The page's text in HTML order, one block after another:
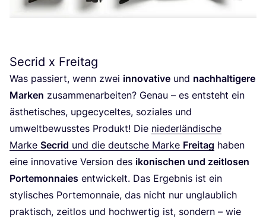
Secrid x Freitag
Was pas­siert, wenn zwei inno­va­ti­ve und nach­hal­ti­ge­re
Mar­ken zusam­men­ar­bei­ten? Genau – es ent­steht ein
ästhe­ti­sches, upge­cy­cel­tes, sozia­les und
umwelt­be­wuss­tes Pro­dukt! Die nie­der­län­di­sche
Mar­ke Secrid und die deut­sche Mar­ke Frei­tag haben
eine inno­va­ti­ve Ver­si­on des iko­ni­schen und zeit­lo­sen
Porte­mon­naies ent­wi­ckelt. Das Ergeb­nis ist ein
sty­li­sches Porte­mon­naie, das nicht nur unglaub­lich
prak­tisch, zeit­los und hoch­wer­tig ist, son­dern – wie